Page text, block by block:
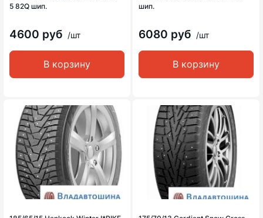
5 82Q шип.
4600 руб /шт
В корзину
шип.
6080 руб /шт
В корзину